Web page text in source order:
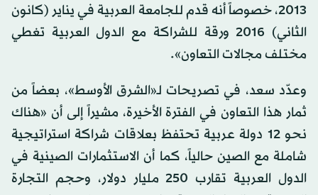
2013، خصوصاً أنه قدم للجامعة العربية في يناير (كانون
الثاني) 2016 ورقة للشراكة مع الدول العربية تغطي
مختلف مجالات التعاون».
وعدّد سعد، في تصريحات لـ«الشرق الأوسط»، بعضاً من
ثمار هذا التعاون في الفترة الأخيرة، مشيراً إلى أن «هناك
نحو 12 دولة عربية تحتفظ بعلاقات شراكة استراتيجية
شاملة مع الصين حالياً، كما أن الاستثمارات الصينية في
الدول العربية تقارب 250 مليار دولار، وحجم التجارة